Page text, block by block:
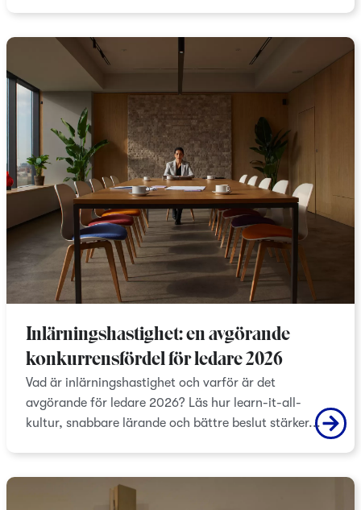
Inlärningshastighet: en avgörande
konkurrensfördel för ledare 2026
Vad är inlärningshastighet och varför är det
avgörande för ledare 2026? Läs hur learn-it-all-
kultur, snabbare lärande och bättre beslut stärker...